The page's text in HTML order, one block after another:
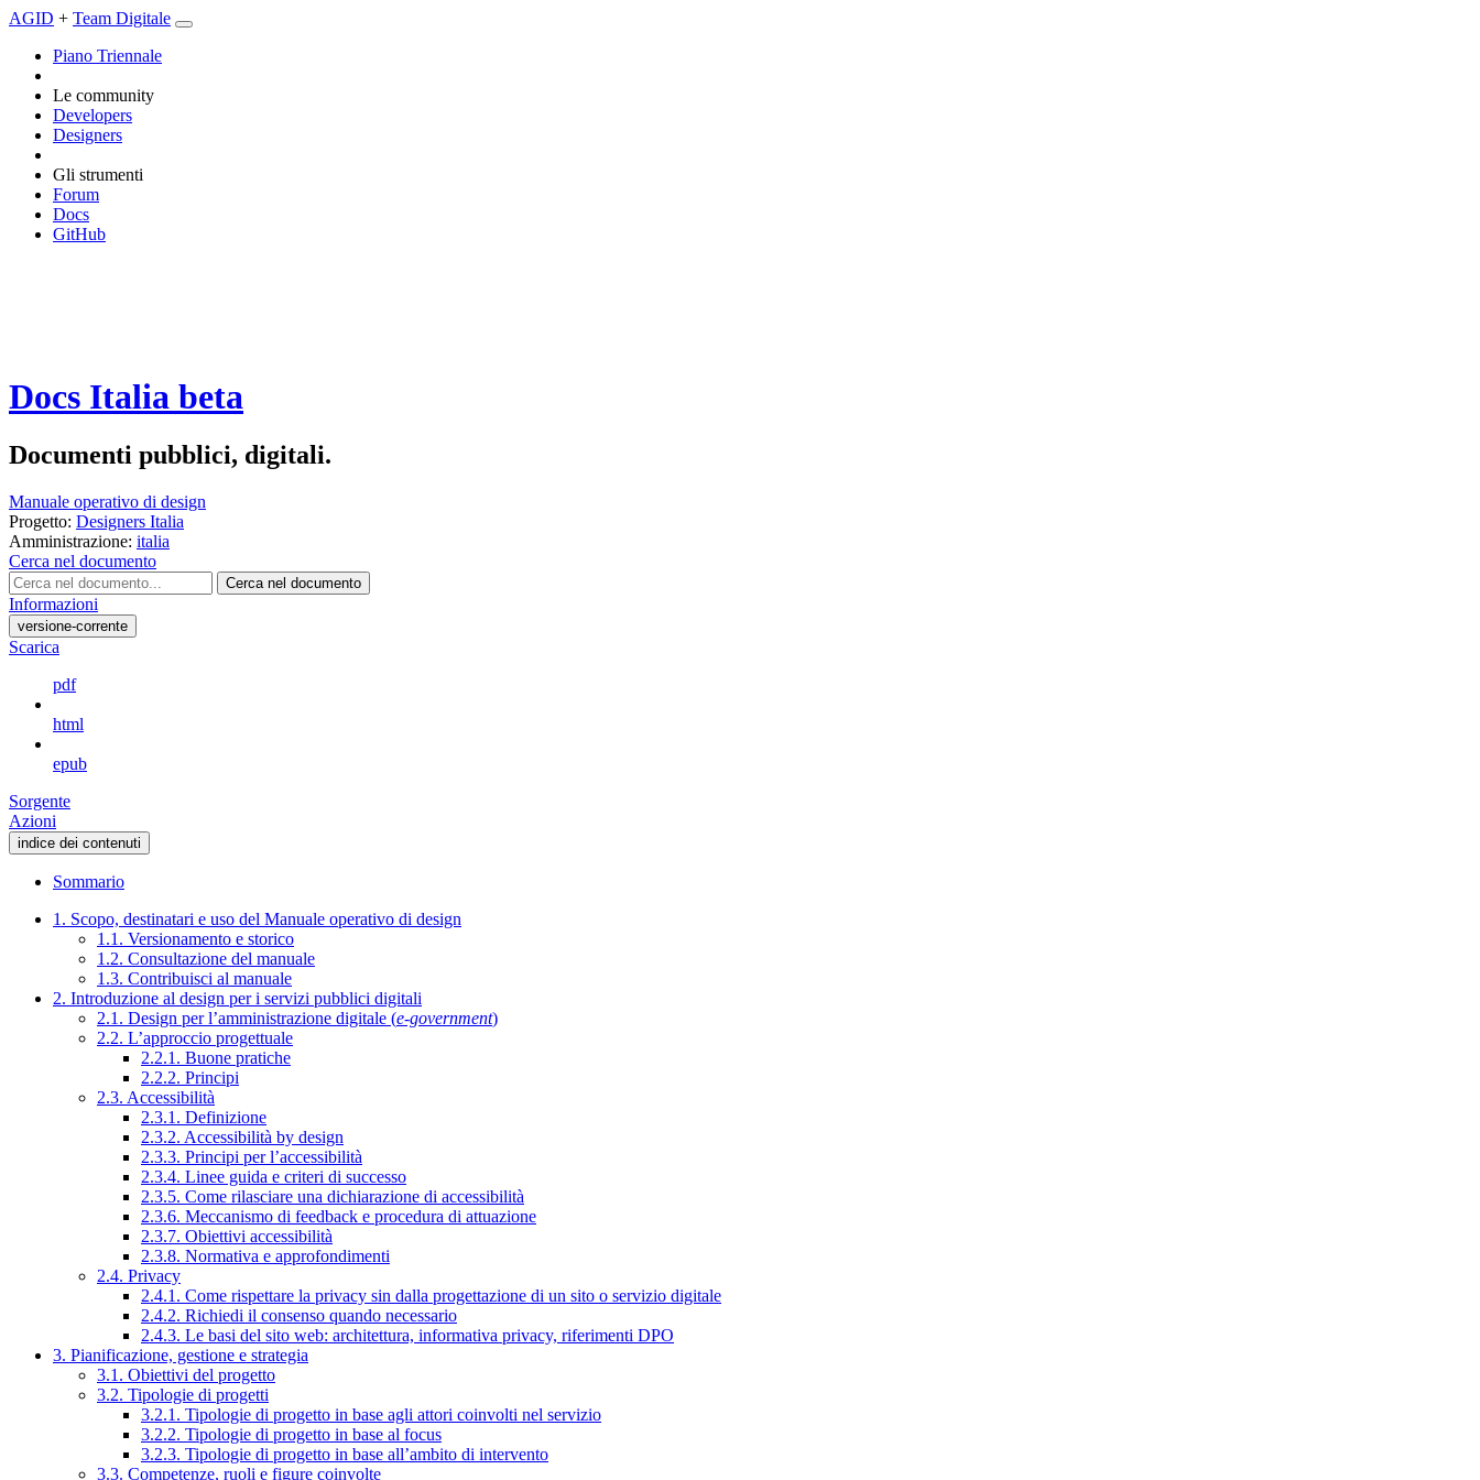
AGID + Team Digitale
Piano Triennale
Le community
Developers
Designers
Gli strumenti
Forum
Docs
GitHub
Docs Italia beta
Documenti pubblici, digitali.
Manuale operativo di design
Progetto: Designers Italia
Amministrazione: italia
Cerca nel documento
Cerca nel documento
Informazioni
versione-corrente
Scarica
pdf
html
epub
Sorgente
Azioni
indice dei contenuti
Sommario
1. Scopo, destinatari e uso del Manuale operativo di design
1.1. Versionamento e storico
1.2. Consultazione del manuale
1.3. Contribuisci al manuale
2. Introduzione al design per i servizi pubblici digitali
2.1. Design per l’amministrazione digitale (e-government)
2.2. L’approccio progettuale
2.2.1. Buone pratiche
2.2.2. Principi
2.3. Accessibilità
2.3.1. Definizione
2.3.2. Accessibilità by design
2.3.3. Principi per l’accessibilità
2.3.4. Linee guida e criteri di successo
2.3.5. Come rilasciare una dichiarazione di accessibilità
2.3.6. Meccanismo di feedback e procedura di attuazione
2.3.7. Obiettivi accessibilità
2.3.8. Normativa e approfondimenti
2.4. Privacy
2.4.1. Come rispettare la privacy sin dalla progettazione di un sito o servizio digitale
2.4.2. Richiedi il consenso quando necessario
2.4.3. Le basi del sito web: architettura, informativa privacy, riferimenti DPO
3. Pianificazione, gestione e strategia
3.1. Obiettivi del progetto
3.2. Tipologie di progetti
3.2.1. Tipologie di progetto in base agli attori coinvolti nel servizio
3.2.2. Tipologie di progetto in base al focus
3.2.3. Tipologie di progetto in base all’ambito di intervento
3.3. Competenze, ruoli e figure coinvolte